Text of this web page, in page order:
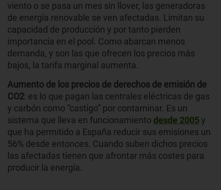
viento o se pasa un mes sin llover, las generadoras
de energía renovable se ven afectadas. Limitan su
capacidad de producción y por tanto pierden
importancia en el pool. Como abarcan menos
demanda, y son las que ofrecen los precios más
bajos, la tarifa marginal aumenta.
Aumento de los precios de derechos de emisión de
CO2: es lo que pagan las centrales eléctricas de gas
y carbón como “castigo” por contaminar. Es un
sistema que lleva en funcionamiento desde 2005y
que ha permitido a España reducir sus emisiones un
56% desde entonces. Cuando suben dichos precios
las afectadas tienen que afrontar más costes para
producir la energía.